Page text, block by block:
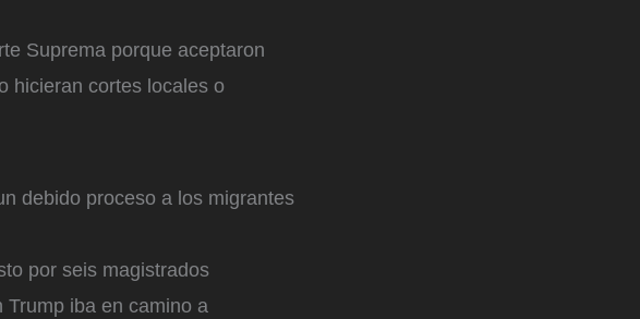
Suprema porque aceptaron
hicieran cortes locales o
debido proceso a los migrantes
por seis magistrados
iba en camino a